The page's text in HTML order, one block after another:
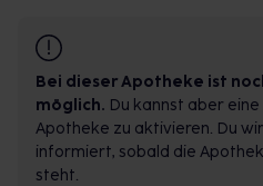
Bei dieser Apotheke ist
möglich. Du kannst aber
Apotheke zu aktivieren. Du
informiert, sobald die
steht.